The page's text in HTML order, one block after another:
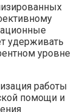
удерживать
уровне
работы
помощи и